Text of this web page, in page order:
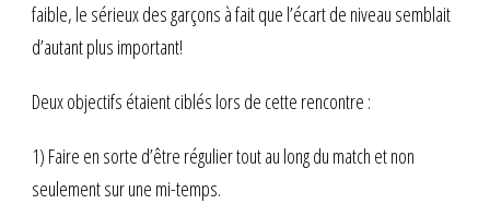
faible, le sérieux des garçons à fait que l’écart de niveau semblait
d’autant plus important!
Deux objectifs étaient ciblés lors de cette rencontre :
1) Faire en sorte d’être régulier tout au long du match et non
seulement sur une mi-temps.